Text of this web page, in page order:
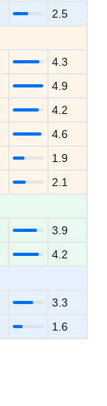
2.5
4.3
4.9
4.2
4.6
1.9
2.1
3.9
4.2
3.3
1.6